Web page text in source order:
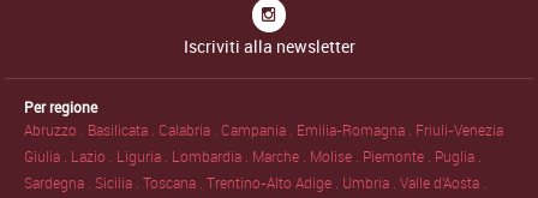
Iscriviti alla newsletter
Per regione
Abruzzo . Basilicata .Calabria .Campania . Emilia-Romagna . Friuli-Venezia
Giulia . Lazio . Liguria . Lombardia . Marche . Molise . Piemonte . Puglia .
Sardegna . Sicilia .Toscana .Trentino-Alto Adige . Umbria .Valle d'Aosta .